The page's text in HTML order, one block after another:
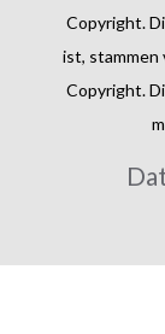
Copyright.
ist, stammen
Copyright.